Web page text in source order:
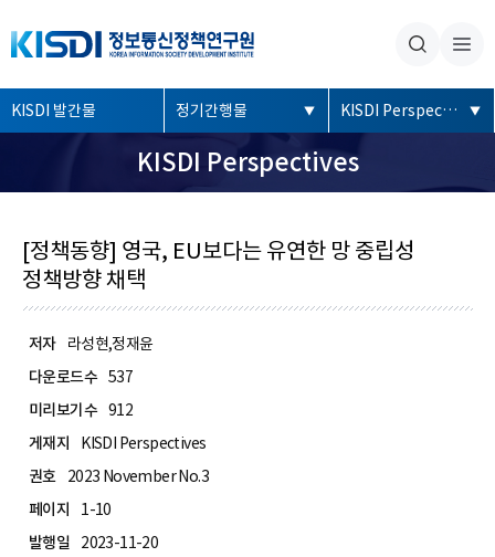
좌
측
KISDI 발간물 정기간행물 KISDI Perspectives
KISDI Perspectives
[정책동향] 영국, EU보다는 유연한 망 중립성
정책방향 채택
저자
라성현,정재윤
다운로드수 537
미리보기수 912
게재지
KISDI Perspectives
권호
2023 November No.3
페이지
1-10
발행일
2023-11-20